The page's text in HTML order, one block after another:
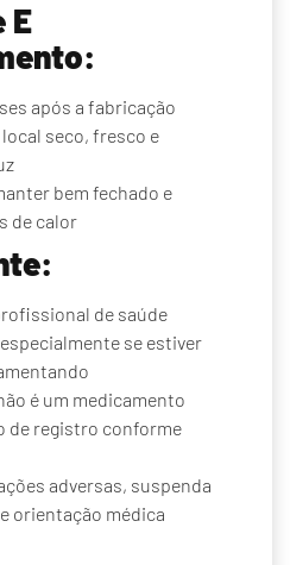
E
após a fabricação
seco, fresco e
bem fechado e
de calor
de saúde
se estiver
é um medicamento
de registro conforme
adversas, suspenda
orientação médica